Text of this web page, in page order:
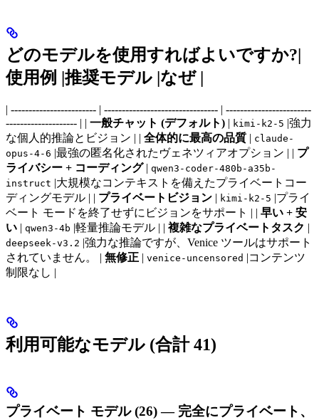
どのモデルを使用すればよいですか?|
使用例 |推奨モデル |なぜ |
| ------------------------ | -------------------------------- | ------------------------
-------------------- | | 一般チャット (デフォルト) | kimi-k2-5 |強力
な個人的推論とビジョン | | 全体的に最高の品質 | claude-
opus-4-6 |最強の匿名化されたヴェネツィアオプション | | プ
ライバシー + コーディング| qwen3-coder-480b-a35b-
instruct |大規模なコンテキストを備えたプライベートコー
ディングモデル | | プライベートビジョン | kimi-k2-5 |プライ
ベート モードを終了せずにビジョンをサポート | | 早い + 安
い | qwen3-4b |軽量推論モデル | | 複雑なプライベートタスク |
deepseek-v3.2 |強力な推論ですが、Venice ツールはサポート
されていません。 | 無修正 | venice-uncensored |コンテンツ
制限なし |
利用可能なモデル (合計 41)
プライベート モデル (26) — 完全にプライベート、